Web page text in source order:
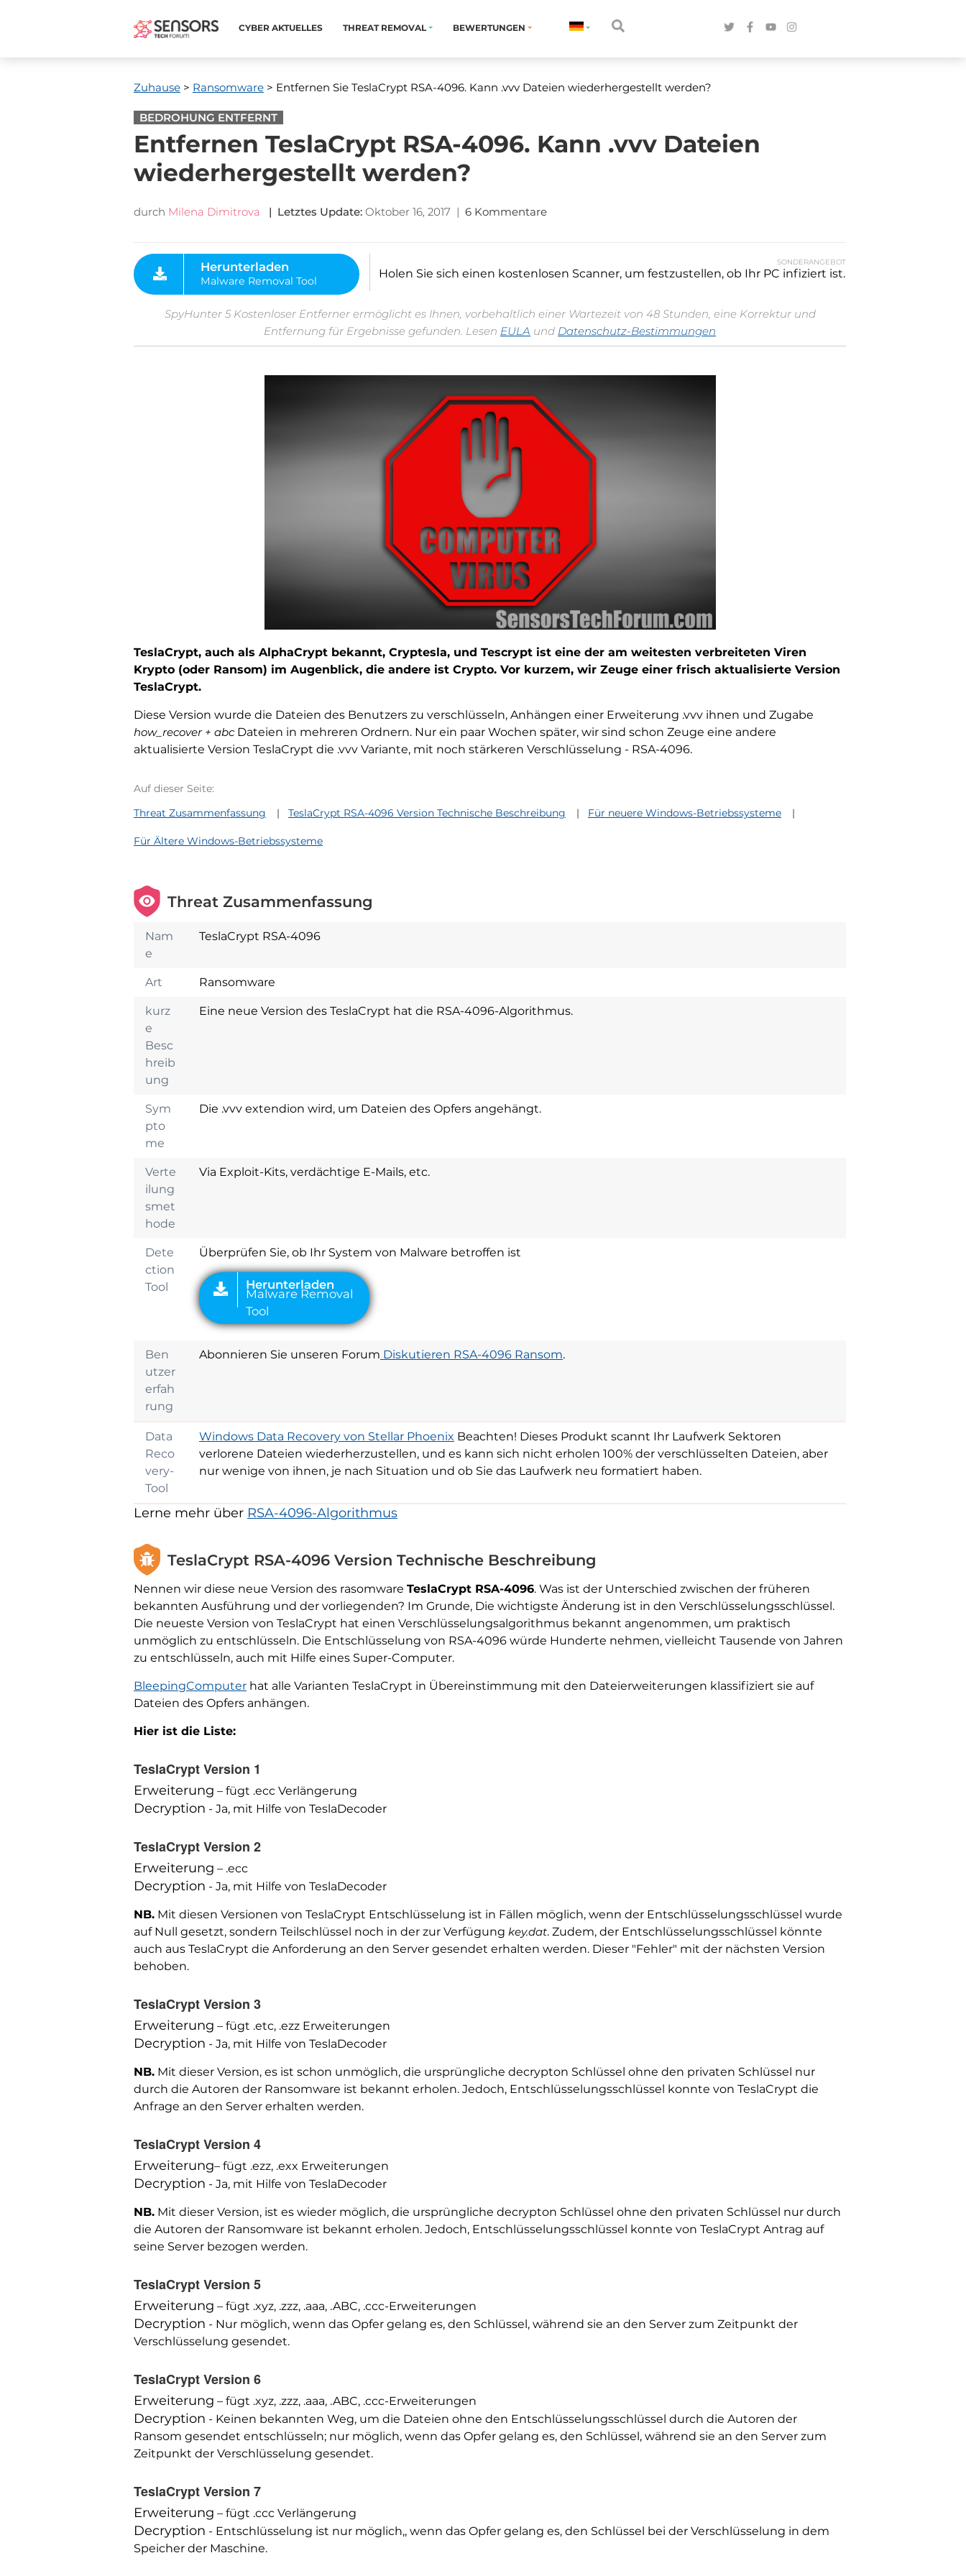
CYBER ​​AKTUELLES THREAT REMOVAL BEWERTUNGEN
Zuhause > Ransomware > Entfernen Sie TeslaCrypt RSA-4096. Kann .vvv Dateien wiederhergestellt werden?
BEDROHUNG ENTFERNT
Entfernen TeslaCrypt RSA-4096. Kann .vvv Dateien
wiederhergestellt werden?
durch Milena Dimitrova | Letztes Update: Oktober 16, 2017 | 6 Kommentare
SONDERANGEBOT
Malware Removal Tool
Holen Sie sich einen kostenlosen Scanner, um festzustellen, ob Ihr PC infiziert ist.
SpyHunter 5 Kostenloser Entferner ermöglicht es Ihnen, vorbehaltlich einer Wartezeit von 48 Stunden, eine Korrektur und
Entfernung für Ergebnisse gefunden. Lesen EULA und Datenschutz-Bestimmungen
TeslaCrypt, auch als AlphaCrypt bekannt, Cryptesla, und Tescrypt ist eine der am weitesten verbreiteten Viren
Krypto (oder Ransom) im Augenblick, die andere ist Crypto. Vor kurzem, wir Zeuge einer frisch aktualisierte Version
TeslaCrypt.
Diese Version wurde die Dateien des Benutzers zu verschlüsseln, Anhängen einer Erweiterung .vvv ihnen und Zugabe
how_recover + abcDateien in mehreren Ordnern. Nur ein paar Wochen später, wir sind schon Zeuge eine andere
aktualisierte Version TeslaCrypt die .vvv Variante, mit noch stärkeren Verschlüsselung - RSA-4096.
Auf dieser Seite:
Threat Zusammenfassung
TeslaCrypt RSA-4096 Version Technische Beschreibung Für neuere Windows-Betriebssysteme
Für Ältere Windows-Betriebssysteme
Threat Zusammenfassung
Nam
e
TeslaCrypt RSA-4096
Art Ransomware
kurz
e
Besc
hreib
ung
Eine neue Version des TeslaCrypt hat die RSA-4096-Algorithmus.
Sym
pto
me
Die .vvv extendion wird, um Dateien des Opfers angehängt.
Verte
ilung
smet
hode
Via Exploit-Kits, verdächtige E-Mails, etc.
Dete
ction
Tool
Überprüfen Sie, ob Ihr System von Malware betroffen ist
Herunterladen
Malware Removal
Ben
utzer
erfah
rung
Abonnieren Sie unseren Forum Diskutieren RSA-4096 Ransom.
Data
Reco
very-
Tool
Windows Data Recovery von Stellar Phoenix Beachten! Dieses Produkt scannt Ihr Laufwerk Sektoren
verlorene Dateien wiederherzustellen, und es kann sich nicht erholen 100% der verschlüsselten Dateien, aber
nur wenige von ihnen, je nach Situation und ob Sie das Laufwerk neu formatiert haben.
Lerne mehr über RSA-4096-Algorithmus
TeslaCrypt RSA-4096 Version Technische Beschreibung
Nennen wir diese neue Version des rasomware TeslaCrypt RSA-4096. Was ist der Unterschied zwischen der früheren
bekannten Ausführung und der vorliegenden? Im Grunde, Die wichtigste Änderung ist in den Verschlüsselungsschlüssel.
Die neueste Version von TeslaCrypt hat einen Verschlüsselungsalgorithmus bekannt angenommen, um praktisch
unmöglich zu entschlüsseln. Die Entschlüsselung von RSA-4096 würde Hunderte nehmen, vielleicht Tausende von Jahren
zu entschlüsseln, auch mit Hilfe eines Super-Computer.
BleepingComputer hat alle Varianten TeslaCrypt in Übereinstimmung mit den Dateierweiterungen klassifiziert sie auf
Dateien des Opfers anhängen.
Hier ist die Liste:
TeslaCrypt Version 1
Erweiterung – fügt .ecc Verlängerung
Decryption - Ja, mit Hilfe von TeslaDecoder
TeslaCrypt Version 2
Erweiterung – .ecc
Decryption - Ja, mit Hilfe von TeslaDecoder
NB. Mit diesen Versionen von TeslaCrypt Entschlüsselung ist in Fällen möglich, wenn der Entschlüsselungsschlüssel wurde
auf Null gesetzt, sondern Teilschlüssel noch in der zur Verfügung key.dat. Zudem, der Entschlüsselungsschlüssel könnte
auch aus TeslaCrypt die Anforderung an den Server gesendet erhalten werden. Dieser "Fehler" mit der nächsten Version
behoben.
TeslaCrypt Version 3
Erweiterung – fügt .etc, .ezz Erweiterungen
Decryption - Ja, mit Hilfe von TeslaDecoder
NB. Mit dieser Version, es ist schon unmöglich, die ursprüngliche decrypton Schlüssel ohne den privaten Schlüssel nur
durch die Autoren der Ransomware ist bekannt erholen. Jedoch, Entschlüsselungsschlüssel konnte von TeslaCrypt die
Anfrage an den Server erhalten werden.
TeslaCrypt Version 4
Erweiterung– fügt .ezz, .exx Erweiterungen
Decryption - Ja, mit Hilfe von TeslaDecoder
NB. Mit dieser Version, ist es wieder möglich, die ursprüngliche decrypton Schlüssel ohne den privaten Schlüssel nur durch
die Autoren der Ransomware ist bekannt erholen. Jedoch, Entschlüsselungsschlüssel konnte von TeslaCrypt Antrag auf
seine Server bezogen werden.
TeslaCrypt Version 5
Erweiterung – fügt .xyz, .zzz, .aaa, .ABC, .ccc-Erweiterungen
Decryption - Nur möglich, wenn das Opfer gelang es, den Schlüssel, während sie an den Server zum Zeitpunkt der
Verschlüsselung gesendet.
TeslaCrypt Version 6
Erweiterung – fügt .xyz, .zzz, .aaa, .ABC, .ccc-Erweiterungen
Decryption - Keinen bekannten Weg, um die Dateien ohne den Entschlüsselungsschlüssel durch die Autoren der
Ransom gesendet entschlüsseln; nur möglich, wenn das Opfer gelang es, den Schlüssel, während sie an den Server zum
Zeitpunkt der Verschlüsselung gesendet.
TeslaCrypt Version 7
Erweiterung – fügt .ccc Verlängerung
Decryption - Entschlüsselung ist nur möglich,, wenn das Opfer gelang es, den Schlüssel bei der Verschlüsselung in dem
Speicher der Maschine.